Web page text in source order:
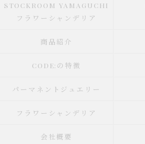
STOCKROOM YAMAGUCHI
フラワーシャンデリア
商品紹介
CODE:の特徴
パーマネントジュエリー
フラワーシャンデリア
会社概要